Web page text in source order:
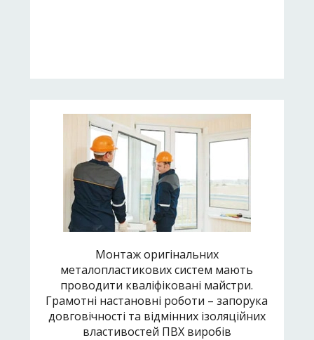
Монтаж оригінальних
металопластикових систем мають
проводити кваліфіковані майстри.
Грамотні настановні роботи – запорука
довговічності та відмінних ізоляційних
властивостей ПВХ виробів